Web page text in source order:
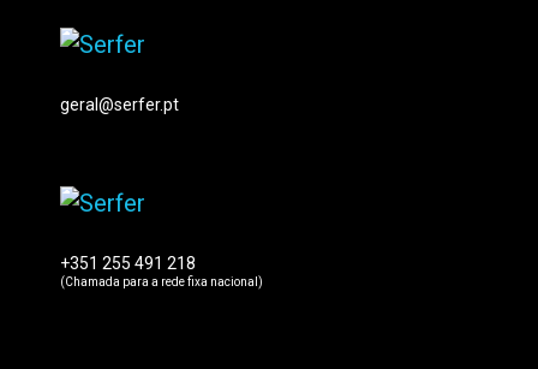
geral@serfer.pt
+351 255 491 218
(Chamada para a rede fixa nacional)